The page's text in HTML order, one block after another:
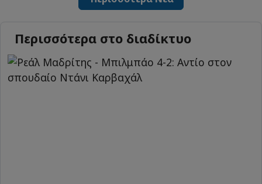
Περισσότερα στο διαδίκτυο